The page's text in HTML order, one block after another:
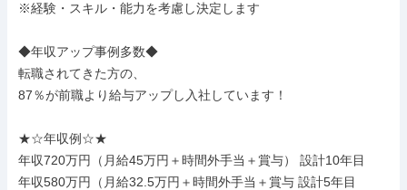
※経験・スキル・能力を考慮し決定します
◆年収アップ事例多数◆
転職されてきた方の、
87％が前職より給与アップし入社しています！
★☆年収例☆★
年収720万円（月給45万円＋時間外手当＋賞与） 設計10年目
年収580万円（月給32.5万円＋時間外手当＋賞与 設計5年目